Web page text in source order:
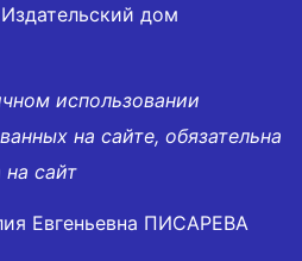
дом
использовании
на сайте, обязательна
на сайт
Евгеньевна ПИСАРЕВА